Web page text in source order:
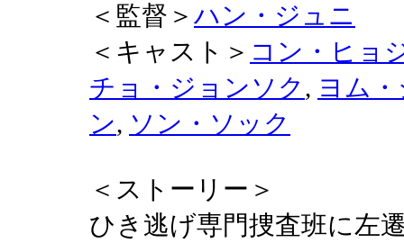
＜監督＞ ハン・ジュニ
＜キャスト＞ コン・ヒョ
チョ・ジョンソク , ヨム
ン, ソン・ソック
＜ストーリー＞
ひき逃げ専門捜査班に左